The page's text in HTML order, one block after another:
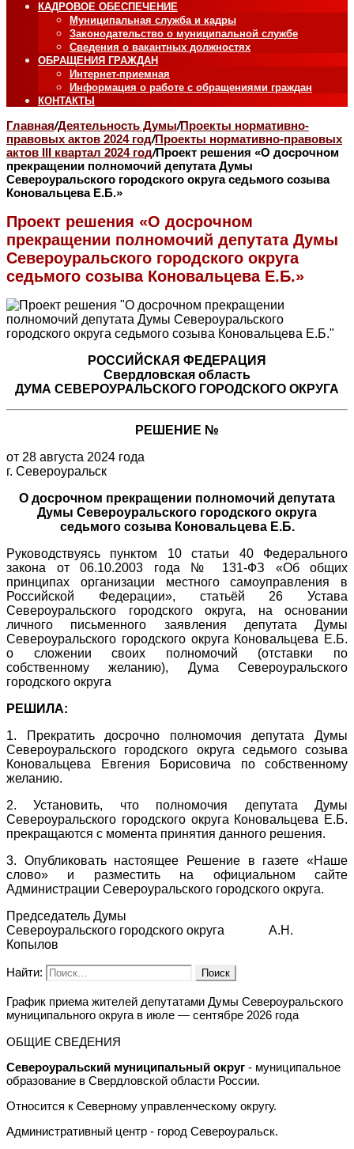
КАДРОВОЕ ОБЕСПЕЧЕНИЕ
Муниципальная служба и кадры
Законодательство о муниципальной службе
Сведения о вакантных должностях
ОБРАЩЕНИЯ ГРАЖДАН
Интернет-приемная
Информация о работе с обращениями граждан
КОНТАКТЫ
Главная/Деятельность Думы/Проекты нормативно-
правовых актов 2024 год/Проекты нормативно-правовых
актов III квартал 2024 год/Проект решения «О досрочном
прекращении полномочий депутата Думы
Североуральского городского округа седьмого созыва
Коновальцева Е.Б.»
Проект решения «О досрочном
прекращении полномочий депутата Думы
Североуральского городского округа
седьмого созыва Коновальцева Е.Б.»
РОССИЙСКАЯ ФЕДЕРАЦИЯ
Свердловская область
ДУМА СЕВЕРОУРАЛЬСКОГО ГОРОДСКОГО ОКРУГА
РЕШЕНИЕ №
от 28 августа 2024 года
г. Североуральск
О досрочном прекращении полномочий депутата
Думы Североуральского городского округа
седьмого созыва Коновальцева Е.Б.
Руководствуясь пунктом 10 статьи 40 Федерального
закона от 06.10.2003 года № 131-ФЗ «Об общих
принципах организации местного самоуправления в
Российской Федерации», статьёй 26 Устава
Североуральского городского округа, на основании
личного письменного заявления депутата Думы
Североуральского городского округа Коновальцева Е.Б.
о сложении своих полномочий (отставки по
собственному желанию), Дума Североуральского
городского округа
РЕШИЛА:
1. Прекратить досрочно полномочия депутата Думы
Североуральского городского округа седьмого созыва
Коновальцева Евгения Борисовича по собственному
желанию.
2. Установить, что полномочия депутата Думы
Североуральского городского округа Коновальцева Е.Б.
прекращаются с момента принятия данного решения.
3. Опубликовать настоящее Решение в газете «Наше
слово» и разместить на официальном сайте
Администрации Североуральского городского округа.
Председатель Думы
Североуральского городского округа А.Н.
Копылов
Найти:
График приема жителей депутатами Думы Североуральского
муниципального округа в июле — сентябре 2026 года
ОБЩИЕ СВЕДЕНИЯ
Североуральский муниципальный округ - муниципальное
образование в Свердловской области России.
Относится к Северному управленческому округу.
Административный центр - город Североуральск.